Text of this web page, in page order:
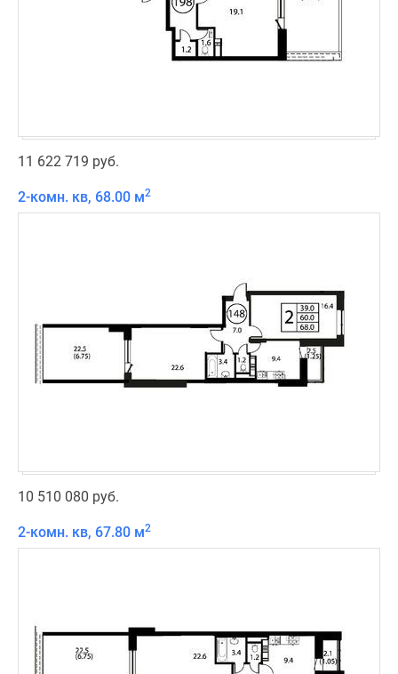
11 622 719 руб.
2-комн. кв, 68.00 м2
10 510 080 руб.
2-комн. кв, 67.80 м2